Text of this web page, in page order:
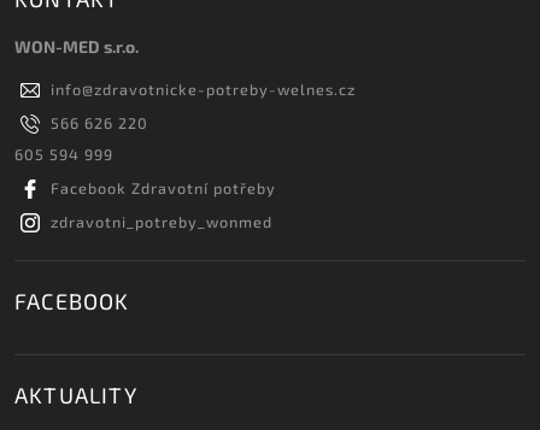
WON-MED s.r.o.
info@zdravotnicke-potreby-welnes.cz
566 626 220
605 594 999
Facebook Zdravotní potřeby
zdravotni_potreby_wonmed
FACEBOOK
AKTUALITY